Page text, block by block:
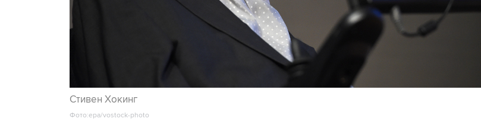
Стивен Хокинг
Фото:epa/vostock-photo